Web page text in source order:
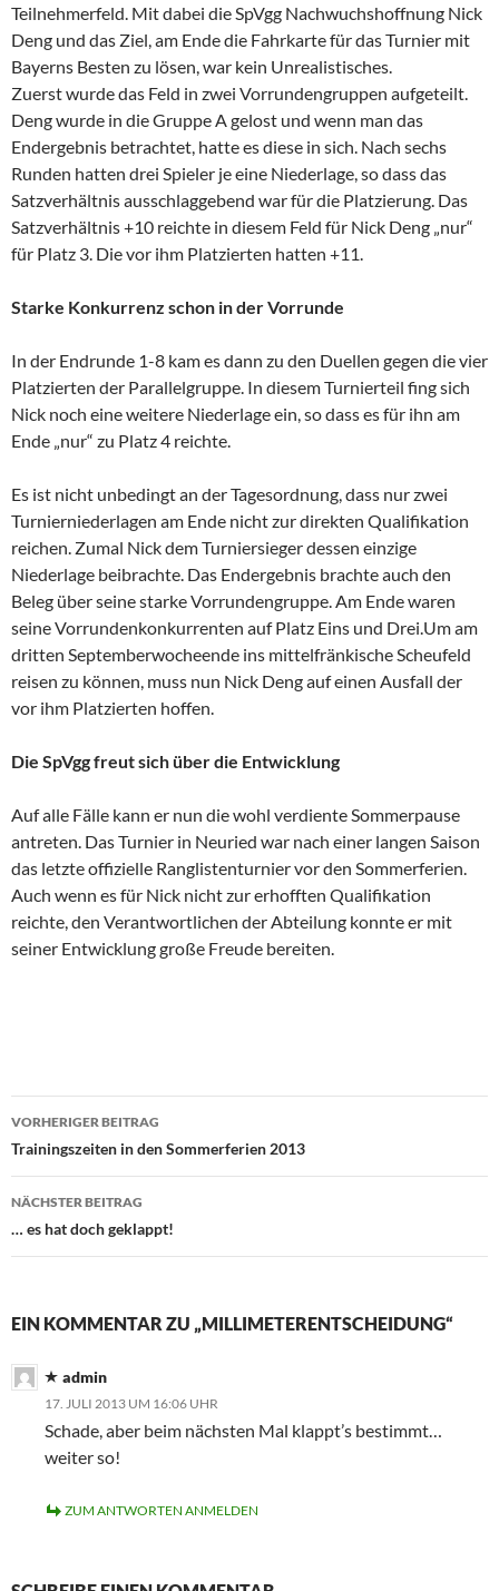
Teilnehmerfeld. Mit dabei die SpVgg Nachwuchshoffnung Nick
Deng und das Ziel, am Ende die Fahrkarte für das Turnier mit
Bayerns Besten zu lösen, war kein Unrealistisches.
Zuerst wurde das Feld in zwei Vorrundengruppen aufgeteilt.
Deng wurde in die Gruppe A gelost und wenn man das
Endergebnis betrachtet, hatte es diese in sich. Nach sechs
Runden hatten drei Spieler je eine Niederlage, so dass das
Satzverhältnis ausschlaggebend war für die Platzierung. Das
Satzverhältnis +10 reichte in diesem Feld für Nick Deng „nur“
für Platz 3. Die vor ihm Platzierten hatten +11.
Starke Konkurrenz schon in der Vorrunde
In der Endrunde 1-8 kam es dann zu den Duellen gegen die vier
Platzierten der Parallelgruppe. In diesem Turnierteil fing sich
Nick noch eine weitere Niederlage ein, so dass es für ihn am
Ende „nur“ zu Platz 4 reichte.
Es ist nicht unbedingt an der Tagesordnung, dass nur zwei
Turnierniederlagen am Ende nicht zur direkten Qualifikation
reichen. Zumal Nick dem Turniersieger dessen einzige
Niederlage beibrachte. Das Endergebnis brachte auch den
Beleg über seine starke Vorrundengruppe. Am Ende waren
seine Vorrundenkonkurrenten auf Platz Eins und Drei.Um am
dritten Septemberwocheende ins mittelfränkische Scheufeld
reisen zu können, muss nun Nick Deng auf einen Ausfall der
vor ihm Platzierten hoffen.
Die SpVgg freut sich über die Entwicklung
Auf alle Fälle kann er nun die wohl verdiente Sommerpause
antreten. Das Turnier in Neuried war nach einer langen Saison
das letzte offizielle Ranglistenturnier vor den Sommerferien.
Auch wenn es für Nick nicht zur erhofften Qualifikation
reichte, den Verantwortlichen der Abteilung konnte er mit
seiner Entwicklung große Freude bereiten.
Beitragsnavigation
VORHERIGER BEITRAG
Trainingszeiten in den Sommerferien 2013
NÄCHSTER BEITRAG
… es hat doch geklappt!
EIN KOMMENTAR ZU „MILLIMETERENTSCHEIDUNG“
admin
17. JULI 2013 UM 16:06 UHR
Schade, aber beim nächsten Mal klappt’s bestimmt…
weiter so!
ZUM ANTWORTEN ANMELDEN